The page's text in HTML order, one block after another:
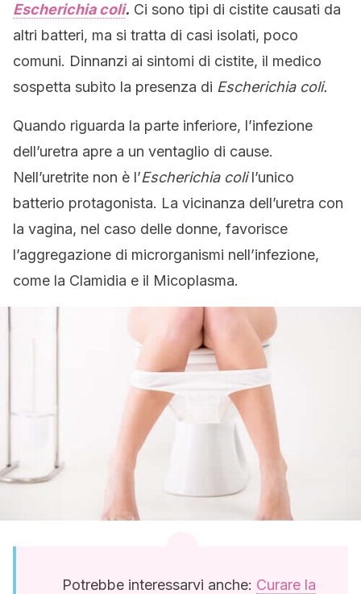
Escherichia coli. Ci sono tipi di cistite causati da
altri batteri, ma si tratta di casi isolati, poco
comuni. Dinnanzi ai sintomi di cistite, il medico
sospetta subito la presenza di Escherichia coli.
Quando riguarda la parte inferiore, l’infezione
dell’uretra apre a un ventaglio di cause.
Nell’uretrite non è l’Escherichia colil’unico
batterio protagonista. La vicinanza dell’uretra con
la vagina, nel caso delle donne, favorisce
l’aggregazione di microrganismi nell’infezione,
come la Clamidia e il Micoplasma.
Potrebbe interessarvi anche: Curare la